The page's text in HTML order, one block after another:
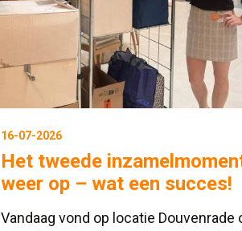
16-07-2026
Het tweede
weer op – wat een succes!
Vandaag vond op locatie Douvenrade